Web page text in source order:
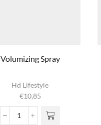
Volumizing Spray
Hd Lifestyle
€10,85
Volumizing